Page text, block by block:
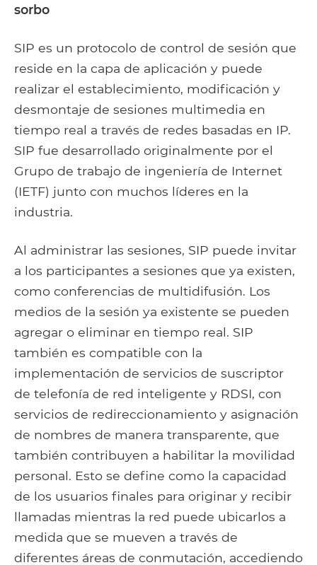
sorbo
SIP es un protocolo de control de sesión que
reside en la capa de aplicación y puede
realizar el establecimiento, modificación y
desmontaje de sesiones multimedia en
tiempo real a través de redes basadas en IP.
SIP fue desarrollado originalmente por el
Grupo de trabajo de ingeniería de Internet
(IETF) junto con muchos líderes en la
industria.
Al administrar las sesiones, SIP puede invitar
a los participantes a sesiones que ya existen,
como conferencias de multidifusión. Los
medios de la sesión ya existente se pueden
agregar o eliminar en tiempo real. SIP
también es compatible con la
implementación de servicios de suscriptor
de telefonía de red inteligente y RDSI, con
servicios de redireccionamiento y asignación
de nombres de manera transparente, que
también contribuyen a habilitar la movilidad
personal. Esto se define como la capacidad
de los usuarios finales para originar y recibir
llamadas mientras la red puede ubicarlos a
medida que se mueven a través de
diferentes áreas de conmutación, accediendo